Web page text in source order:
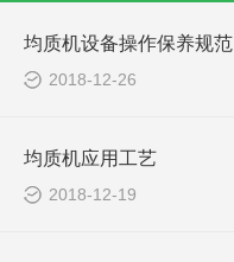
均质机设备操作保养规范
2018-12-26
均质机应用工艺
2018-12-19